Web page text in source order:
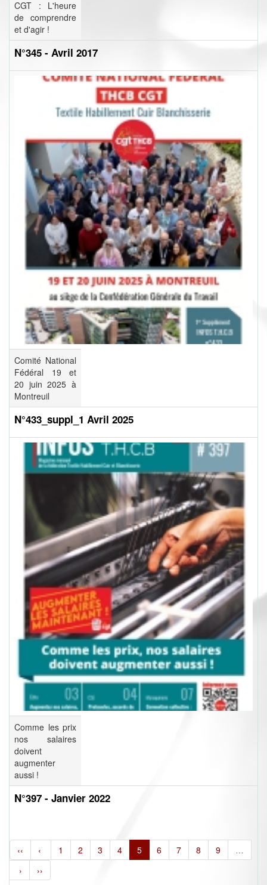
CGT : L'heure
de comprendre
et d'agir !
N°345 - Avril 2017
Comité National
Fédéral 19 et
20 juin 2025 à
Montreuil
N°433_suppl_1 Avril 2025
Comme les prix
nos salaires
doivent
augmenter
aussi !
N°397 - Janvier 2022
‹‹ ‹ 1 2 3 4 5 6 7 8 9
…
›
››